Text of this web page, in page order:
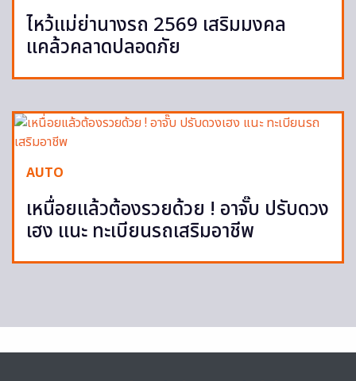
ไหว้แม่ย่านางรถ 2569 เสริมมงคล
แคล้วคลาดปลอดภัย
AUTO
เหนื่อยแล้วต้องรวยด้วย ! อาจั๊บ ปรับดวง
เฮง แนะ ทะเบียนรถเสริมอาชีพ